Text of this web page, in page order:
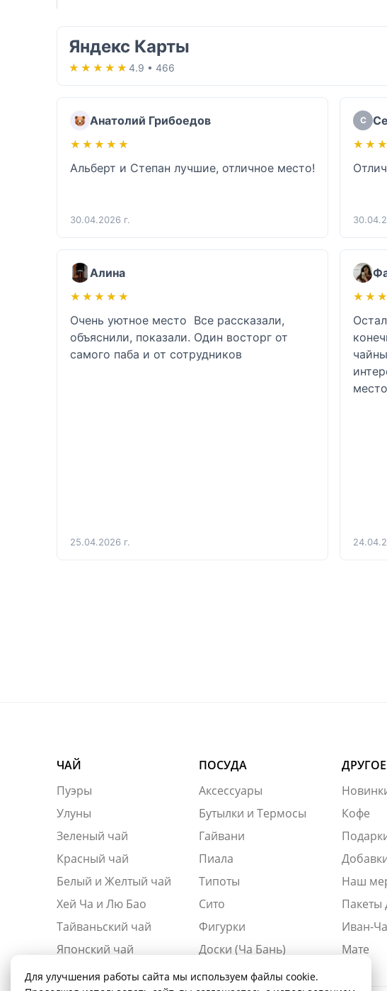
Яндекс Карты
★★★★★
★★★★★ 4.9 • 466
Анатолий Грибоедов
★★★★★
★★★★★
Альберт и Степан лучшие, отличное место!
30.04.2026 г.
С
Алина
★★★★★
★★★★★
Очень уютное место  Все рассказали,
объяснили, показали. Один восторг от
самого паба и от сотрудников
25.04.2026 г.
ЧАЙ
Пуэры
Улуны
Зеленый чай
Красный чай
Белый и Желтый чай
Хей Ча и Лю Бао
Тайваньский чай
Японский чай
ПОСУДА
Аксессуары
Бутылки и Термосы
Гайвани
Пиала
Типоты
Сито
Фигурки
Доски (Ча Бань)
ДРУГОЕ
Кофе
Наш
Пакеты
Иван-
Мате
Для улучшения работы сайта мы используем файлы cookie.